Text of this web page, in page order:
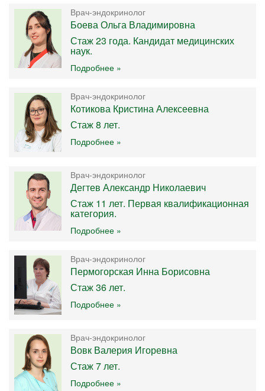
Врач-эндокринолог
Боева Ольга Владимировна
Стаж 23 года. Кандидат медицинских
наук.
Подробнее »
Врач-эндокринолог
Котикова Кристина Алексеевна
Стаж 8 лет.
Подробнее »
Врач-эндокринолог
Дегтев Александр Николаевич
Стаж 11 лет. Первая квалификационная
категория.
Подробнее »
Врач-эндокринолог
Пермогорская Инна Борисовна
Стаж 36 лет.
Подробнее »
Врач-эндокринолог
Вовк Валерия Игоревна
Стаж 7 лет.
Подробнее »